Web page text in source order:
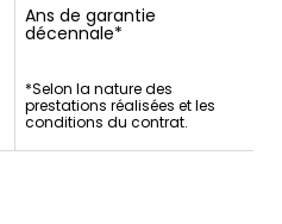
Ans de garantie
décennale*
*Selon la nature des
prestations réalisées et les
conditions du contrat.